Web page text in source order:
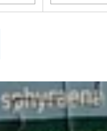
Antal